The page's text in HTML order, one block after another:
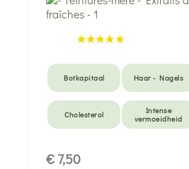
Botkapitaal Haar - Nagels
Cholesterol
Intense
vermoeidheid
€ 7,50